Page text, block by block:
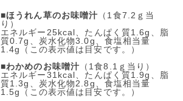
■ほうれん草のお味噌汁 （1食7.2ｇ当
り）
エネルギー25kcal、たんぱく質1.6g、脂
質0.7g、炭水化物3.0g、食塩相当量
1.4g（この表示値は目安です。）
■わかめのお味噌汁 （1食8.1ｇ当り）
エネルギー31kcal、たんぱく質1.9g、脂
質1.3g、炭水化物2.8g、食塩相当量
1.5g（この表示値は目安です。）